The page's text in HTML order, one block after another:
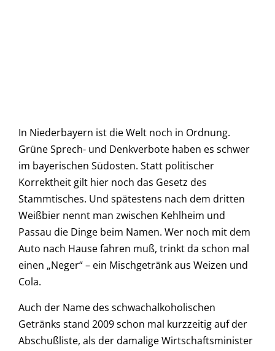
In Niederbayern ist die Welt noch in Ordnung.
Grüne Sprech- und Denkverbote haben es schwer
im bayerischen Südosten. Statt politischer
Korrektheit gilt hier noch das Gesetz des
Stammtisches. Und spätestens nach dem dritten
Weißbier nennt man zwischen Kehlheim und
Passau die Dinge beim Namen. Wer noch mit dem
Auto nach Hause fahren muß, trinkt da schon mal
einen „Neger“ ­– ein Mischgetränk aus Weizen und
Cola.
Auch der Name des schwachalkoholischen
Getränks stand 2009 schon mal kurzzeitig auf der
Abschußliste, als der damalige Wirtschaftsminister